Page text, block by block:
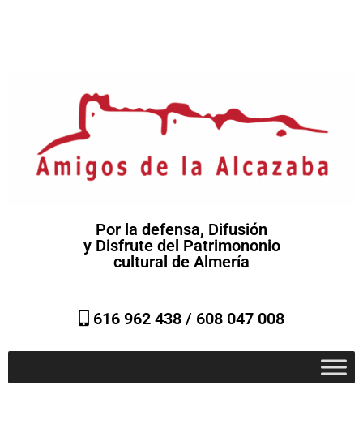
Por la defensa, Difusión
y Disfrute del Patrimononio
cultural de Almería
616 962 438 / 608 047 008